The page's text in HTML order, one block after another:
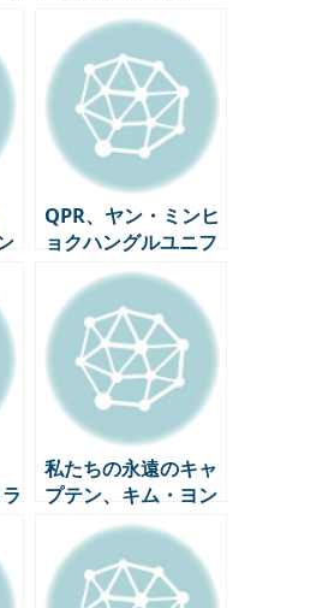
QPR、ヤン・ミンヒ
ョクハングルユニフ
ォーム発売！ファン
心理狙撃開始
私たちの永遠のキャ
プテン、キム・ヨン
ギョン!!!